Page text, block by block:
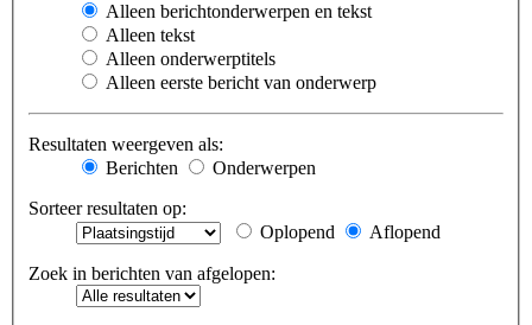
Alleen berichtonderwerpen en tekst
Alleen tekst
Alleen onderwerptitels
Alleen eerste bericht van onderwerp
Resultaten weergeven als:
Berichten
Onderwerpen
Sorteer resultaten op:
Oplopend
Aflopend
Zoek in berichten van afgelopen: